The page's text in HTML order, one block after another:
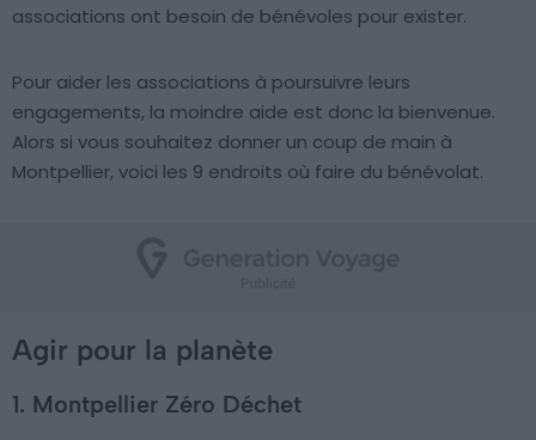
associations ont besoin de bénévoles pour exister.
Pour aider les associations à poursuivre leurs
engagements, la moindre aide est donc la bienvenue.
Alors si vous souhaitez donner un coup de main à
Montpellier, voici les 9 endroits où faire du bénévolat.
Agir pour la planète
1. Montpellier Zéro Déchet